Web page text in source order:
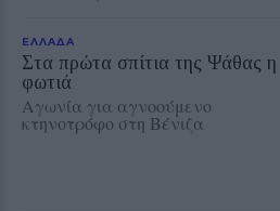
ΕΛΛΑΔΑ
Στα πρώτα σπίτια της Ψάθας η
φωτιά
Αγωνία για αγνοούμενο
κτηνοτρόφο στη Βένιζα